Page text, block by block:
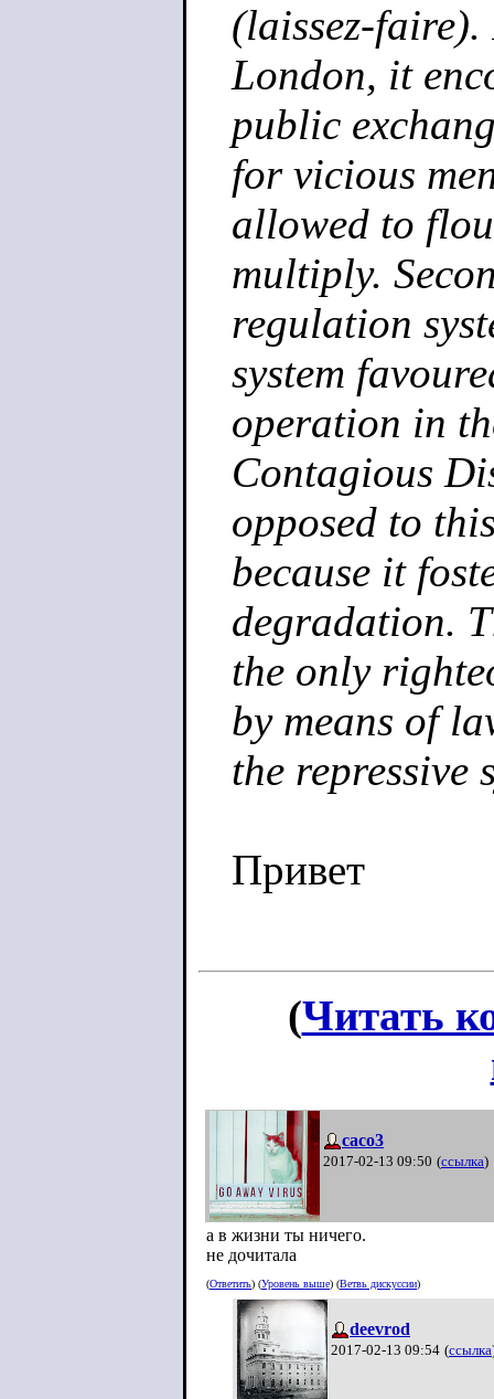
(laissez-
London, it
public
for vicious
allowed to
multiply.
regulation
system
operation in
Contagious
opposed to
because it
degradation.
the only
by means of
the repressive
Привет
(Читать
caco3
2017-02-13 09:50 (ссылка)
а в жизни ты ничего.
не дочитала
(Ответить) (Уровень выше) (Ветвь дискуссии)
deevrod
2017-02-13 09:54 (ссылка